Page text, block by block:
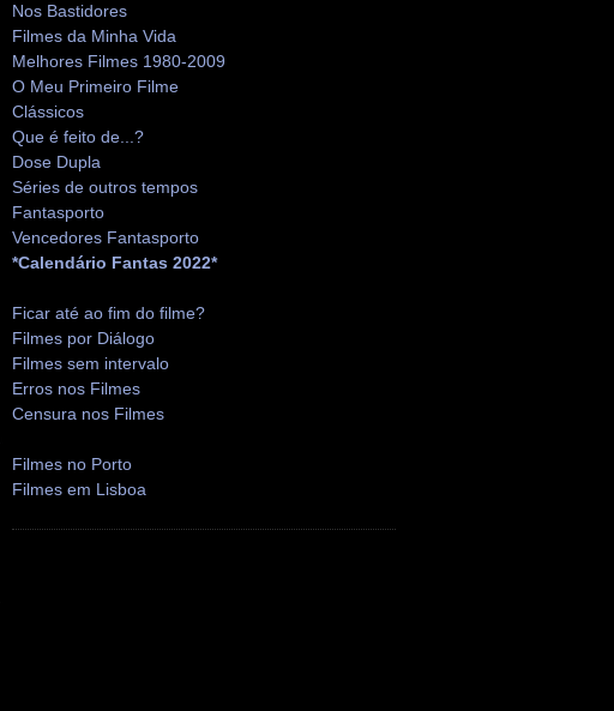
Nos Bastidores
Filmes da Minha Vida
Melhores Filmes 1980-2009
O Meu Primeiro Filme
Clássicos
Que é feito de...?
Dose Dupla
Séries de outros tempos
Fantasporto
Vencedores Fantasporto
*Calendário Fantas 2022*
Ficar até ao fim do filme?
Filmes por Diálogo
Filmes sem intervalo
Erros nos Filmes
Censura nos Filmes
Filmes no Porto
Filmes em Lisboa